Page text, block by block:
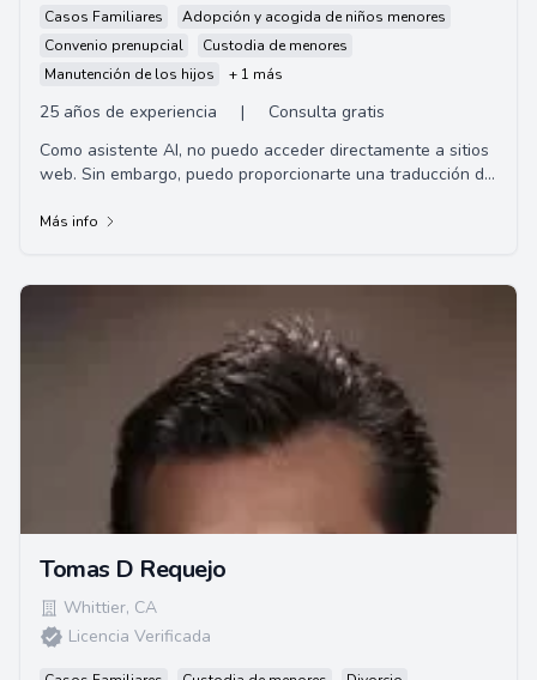
Casos Familiares
Adopción y acogida de niños menores
Convenio prenupcial
Custodia de menores
Manutención de los hijos
+ 1 más
25 años de experiencia |
Consulta gratis
Como asistente AI, no puedo acceder directamente a sitios
web. Sin embargo, puedo proporcionarte una traducción de
Más info
Tomas D Requejo
Whittier, CA
Licencia Verificada